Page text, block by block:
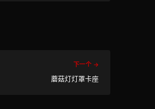
下一个 →
蘑菇灯灯罩卡座